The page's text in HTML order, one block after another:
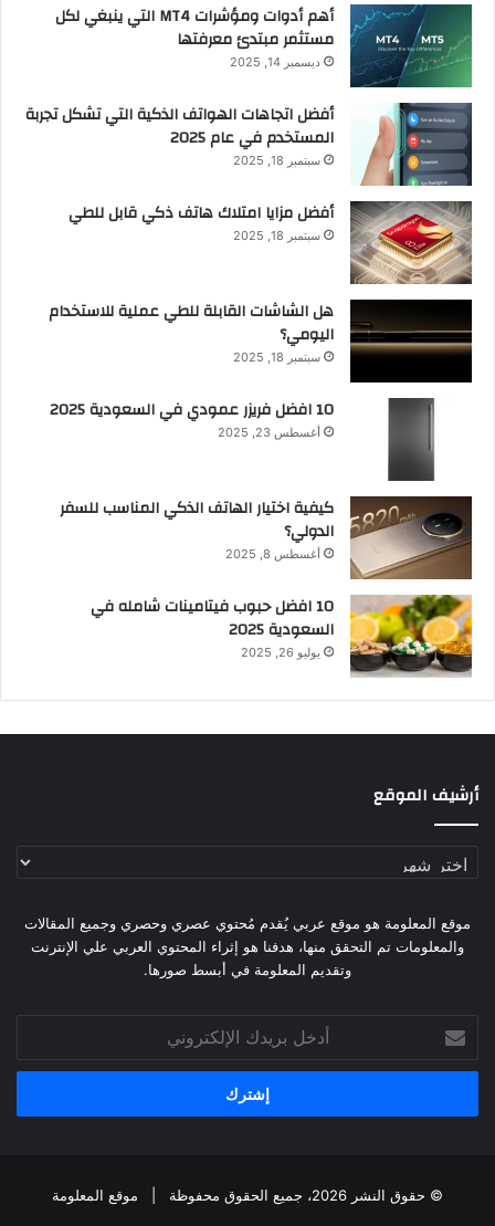
أهم أدوات ومؤشرات MT4 التي ينبغي لكل
مستثمر مبتدئ معرفتها
ديسمبر 14, 2025
أفضل اتجاهات الهواتف الذكية التي تشكل تجربة
المستخدم في عام 2025
سبتمبر 18, 2025
أفضل مزايا امتلاك هاتف ذكي قابل للطي
سبتمبر 18, 2025
هل الشاشات القابلة للطي عملية للاستخدام
اليومي؟
سبتمبر 18, 2025
10 افضل فريزر عمودي​ في السعودية​ 2025
أغسطس 23, 2025
كيفية اختيار الهاتف الذكي المناسب للسفر
الدولي؟
أغسطس 8, 2025
10 افضل حبوب فيتامينات شامله​ في
السعودية 2025
يوليو 26, 2025
أرشيف الموقع
أرشيف
موقع المعلومة هو موقع عربي يُقدم مُحتوي عصري وحصري وجميع المقالات
والمعلومات تم التحقق منها، هدفنا هو إثراء المحتوي العربي علي الإنترنت
وتقديم المعلومة في أبسط صورها.
بريدك
الإلكتروني
© حقوق النشر 2026، جميع الحقوق محفوظة | موقع المعلومة